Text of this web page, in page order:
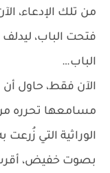
من تلك الإدعاء،
فتحت الباب،
الباب…
الآن فقط، حاول أن
مسامعها تحرره
الوراثية التي
بصوت خفيض،